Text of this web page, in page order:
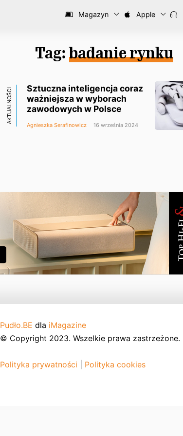
Magazyn Apple
Tag:badanie rynku
AKTUALNOŚCI
Sztuczna inteligencja coraz
ważniejsza w wyborach
zawodowych w Polsce
Agnieszka Serafinowicz 16 września 2024
Pudło.BE dla iMagazine
© Copyright 2023. Wszelkie prawa zastrzeżone.
Polityka prywatności Polityka cookies